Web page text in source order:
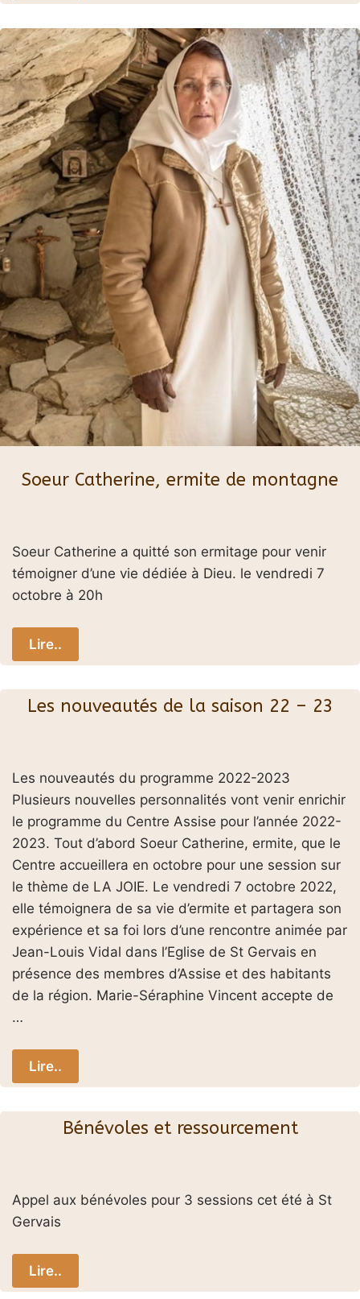
Soeur Catherine, ermite de montagne
Soeur Catherine a quitté son ermitage pour venir
témoigner d’une vie dédiée à Dieu. le vendredi 7
octobre à 20h
Lire..
Les nouveautés de la saison 22 – 23
Les nouveautés du programme 2022-2023
Plusieurs nouvelles personnalités vont venir enrichir
le programme du Centre Assise pour l’année 2022-
2023. Tout d’abord Soeur Catherine, ermite, que le
Centre accueillera en octobre pour une session sur
le thème de LA JOIE. Le vendredi 7 octobre 2022,
elle témoignera de sa vie d’ermite et partagera son
expérience et sa foi lors d’une rencontre animée par
Jean-Louis Vidal dans l’Eglise de St Gervais en
présence des membres d’Assise et des habitants
de la région. Marie-Séraphine Vincent accepte de
…
Lire..
Bénévoles et ressourcement
Appel aux bénévoles pour 3 sessions cet été à St
Gervais
Lire..